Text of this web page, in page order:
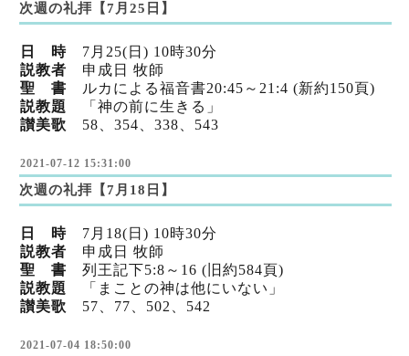
次週の礼拝【7月25日】
日 時 7 月25(日) 10時30分
説教者 申成日 牧師
聖 書 ルカによる福音書20:45～21:4 (新約150頁)
説教題
「神の前に生きる」
讃美歌 58、354、338、543
2021-07-12 15:31:00
次週の礼拝【7月18日】
日 時 7 月18(日) 10時30分
説教者 申成日 牧師
聖 書 列王記下5:8～16 (旧 約584頁)
説教題
「まことの神は他にいない」
讃美歌 57、77、502、542
2021-07-04 18:50:00